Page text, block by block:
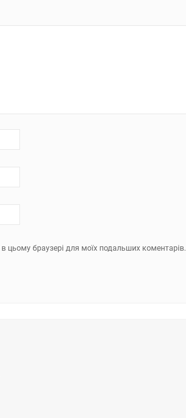
цьому браузері для моїх подальших коментарів.